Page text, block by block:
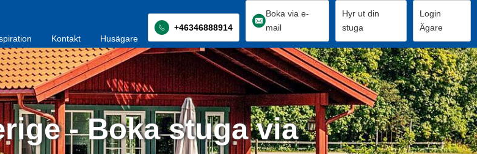
Kontakt Husägare
+46346888914
Boka via e-
mail
Hyr ut din
stuga
Login
Ägare
- Boka stuga via